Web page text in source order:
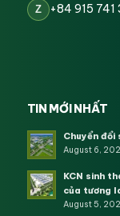
Z +84 915 741
TIN MỚI NHẤT
Chuyển đổi
August 6,
KCN sinh
của tương
August 5,